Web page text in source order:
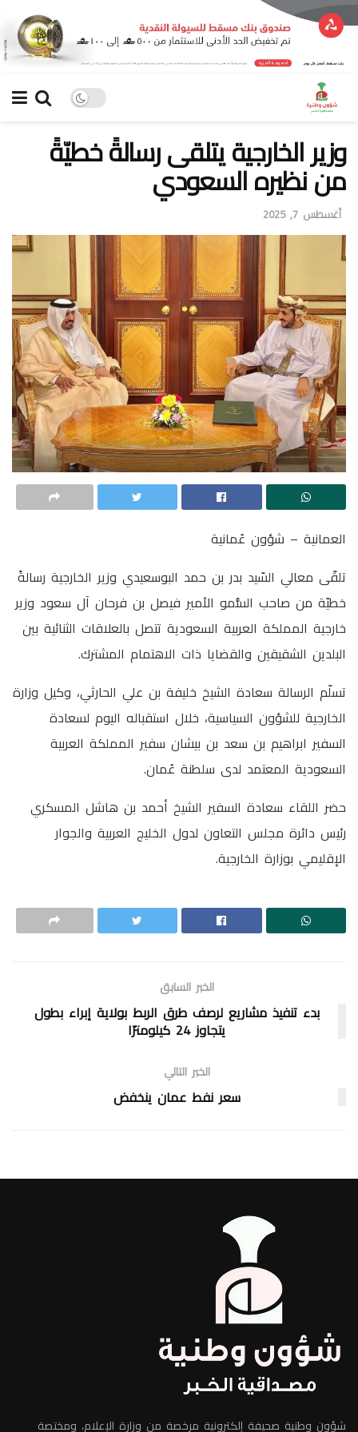
وزير الخارجية يتلقى رسالةً خطيّةً
من نظيره السعودي
أغسطس 7, 2025
العمانية – شؤون عُمانية
تلقّى معالي السّيد بدر بن حمد البوسعيدي وزير الخارجية رسالةً
خطيّة من صاحب السُّمو الأمير فيصل بن فرحان آل سعود وزير
خارجية المملكة العربية السعودية تتصل بالعلاقات الثنائية بين
البلدين الشقيقين والقضايا ذات الاهتمام المشترك.
تسلّم الرسالة سعادة الشيخ خليفة بن علي الحارثي، وكيل وزارة
الخارجية للشؤون السياسية، خلال استقباله اليوم لسعادة
السفير ابراهيم بن سعد بن بيشان سفير المملكة العربية
السعودية المعتمد لدى سلطنة عُمان.
حضر اللقاء سعادة السفير الشيخ أحمد بن هاشل المسكري
رئيس دائرة مجلس التعاون لدول الخليج العربية والجوار
الإقليمي بوزارة الخارجية.
الخبر السابق
بدء تنفيذ مشاريع لرصف طرق الربط بولاية إبراء بطول
يتجاوز 24 كيلومترًا
الخبر التالي
سعر نفط عمان ينخفض
شؤون وطنية صحيفة إلكترونية مرخصة من وزارة الإعلام، ومختصة